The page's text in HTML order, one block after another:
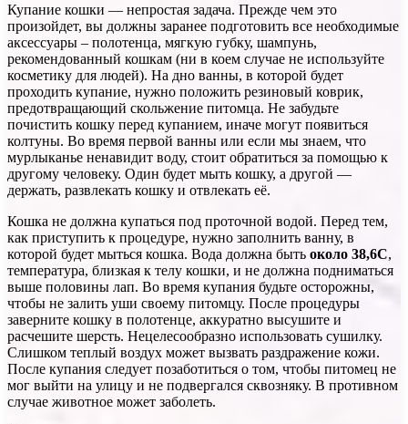
Купание кошки — непростая задача. Прежде чем это
произойдет, вы должны заранее подготовить все необходимые
аксессуары – полотенца, мягкую губку, шампунь,
рекомендованный кошкам (ни в коем случае не используйте
косметику для людей). На дно ванны, в которой будет
проходить купание, нужно положить резиновый коврик,
предотвращающий скольжение питомца. Не забудьте
почистить кошку перед купанием, иначе могут появиться
колтуны. Во время первой ванны или если мы знаем, что
мурлыканье ненавидит воду, стоит обратиться за помощью к
другому человеку. Один будет мыть кошку, а другой —
держать, развлекать кошку и отвлекать её.
Кошка не должна купаться под проточной водой. Перед тем,
как приступить к процедуре, нужно заполнить ванну, в
которой будет мыться кошка. Вода должна быть около 38,6C,
температура, близкая к телу кошки, и не должна подниматься
выше половины лап. Во время купания будьте осторожны,
чтобы не залить уши своему питомцу. После процедуры
заверните кошку в полотенце, аккуратно высушите и
расчешите шерсть. Нецелесообразно использовать сушилку.
Слишком теплый воздух может вызвать раздражение кожи.
После купания следует позаботиться о том, чтобы питомец не
мог выйти на улицу и не подвергался сквозняку. В противном
случае животное может заболеть.